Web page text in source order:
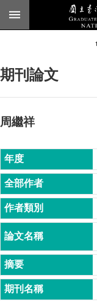
跳到主要內容區塊
臺
頁
公
告
本
所
簡
介
本
所
成
員
期刊論文
周繼祥